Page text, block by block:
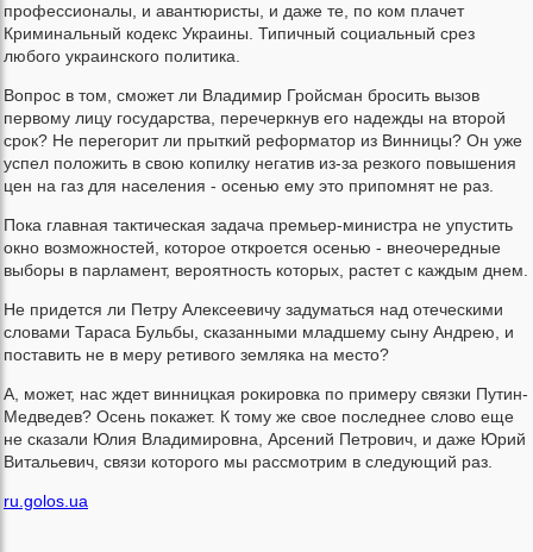
профессионалы, и авантюристы, и даже те, по ком плачет
Криминальный кодекс Украины. Типичный социальный срез
любого украинского политика.
Вопрос в том, сможет ли Владимир Гройсман бросить вызов
первому лицу государства, перечеркнув его надежды на второй
срок? Не перегорит ли прыткий реформатор из Винницы? Он уже
успел положить в свою копилку негатив из-за резкого повышения
цен на газ для населения - осенью ему это припомнят не раз.
Пока главная тактическая задача премьер-министра не упустить
окно возможностей, которое откроется осенью - внеочередные
выборы в парламент, вероятность которых, растет с каждым днем.
Не придется ли Петру Алексеевичу задуматься над отеческими
словами Тараса Бульбы, сказанными младшему сыну Андрею, и
поставить не в меру ретивого земляка на место?
А, может, нас ждет винницкая рокировка по примеру связки Путин-
Медведев? Осень покажет. К тому же свое последнее слово еще
не сказали Юлия Владимировна, Арсений Петрович, и даже Юрий
Витальевич, связи которого мы рассмотрим в следующий раз.
ru.golos.ua